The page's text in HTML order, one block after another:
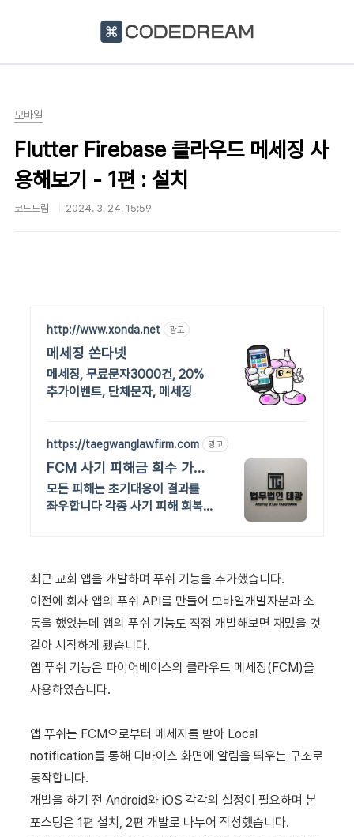
모바일
Flutter Firebase 클라우드 메세징 사
용해보기 - 1편 : 설치
코드드림 2024. 3. 24. 15:59
http://www.xonda.net 광고
메세징 쏜다넷
메세징, 무료문자3000건, 20%
추가이벤트, 단체문자, 메세징
https://taegwanglawfirm.com 광고
FCM 사기 피해금 회수 가능
성 확인
모든 피해는 초기대응이 결과를
좌우합니다 각종 사기 피해 회복
최근 교회 앱을 개발하며 푸쉬 기능을 추가했습니다.
이전에 회사 앱의 푸쉬 API를 만들어 모바일개발자분과 소
통을 했었는데 앱의 푸쉬 기능도 직접 개발해보면 재밌을 것
같아 시작하게 됐습니다.
앱 푸쉬 기능은 파이어베이스의 클라우드 메세징(FCM)을
사용하였습니다.
앱 푸쉬는 FCM으로부터 메세지를 받아 Local
notification를 통해 디바이스 화면에 알림을 띄우는 구조로
동작합니다.
개발을 하기 전 Android와 iOS 각각의 설정이 필요하며 본
포스팅은 1편 설치, 2편 개발로 나누어 작성했습니다.